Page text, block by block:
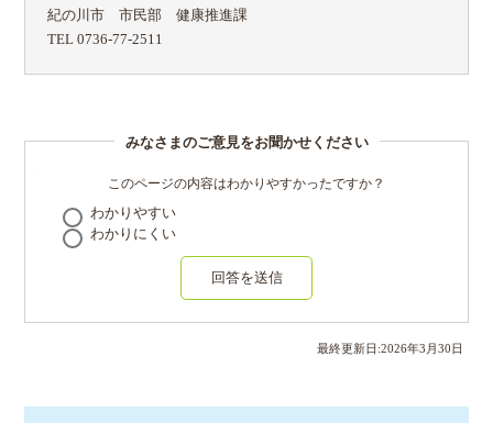
紀の川市 市民部 健康推進課
TEL 0736-77-2511
みなさまのご意見をお聞かせください
このページの内容はわかりやすかったですか？
わかりやすい
わかりにくい
回答を送信
最終更新日:2026年3 月30日